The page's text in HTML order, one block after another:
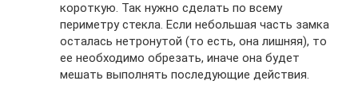
короткую. Так нужно сделать по всему
периметру стекла. Если небольшая часть замка
осталась нетронутой (то есть, она лишняя), то
ее необходимо обрезать, иначе она будет
мешать выполнять последующие действия.